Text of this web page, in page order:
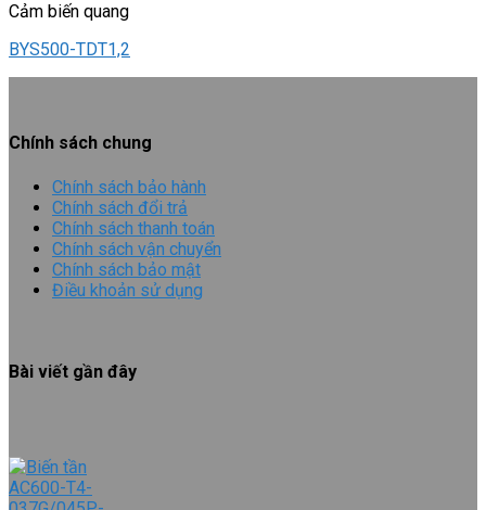
Cảm biến quang
BYS500-TDT1,2
Chính sách chung
Chính sách bảo hành
Chính sách đổi trả
Chính sách thanh toán
Chính sách vận chuyển
Chính sách bảo mật
Điều khoản sử dụng
Bài viết gần đây